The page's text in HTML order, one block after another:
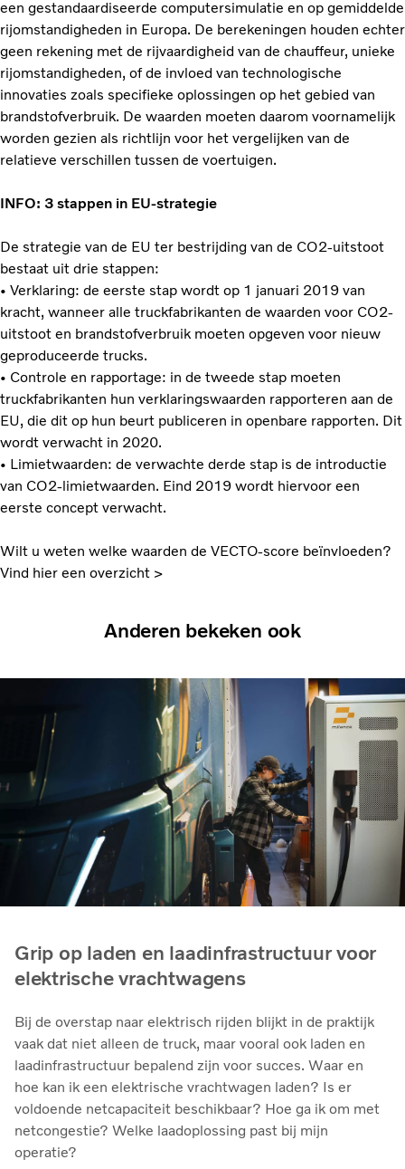
een gestandaardiseerde computersimulatie en op gemiddelde
rijomstandigheden in Europa. De berekeningen houden echter
geen rekening met de rijvaardigheid van de chauffeur, unieke
rijomstandigheden, of de invloed van technologische
innovaties zoals specifieke oplossingen op het gebied van
brandstofverbruik. De waarden moeten daarom voornamelijk
worden gezien als richtlijn voor het vergelijken van de
relatieve verschillen tussen de voertuigen.
INFO: 3 stappen in EU-strategie
De strategie van de EU ter bestrijding van de CO2-uitstoot
bestaat uit drie stappen:
• Verklaring: de eerste stap wordt op 1 januari 2019 van
kracht, wanneer alle truckfabrikanten de waarden voor CO2-
uitstoot en brandstofverbruik moeten opgeven voor nieuw
geproduceerde trucks.
• Controle en rapportage: in de tweede stap moeten
truckfabrikanten hun verklaringswaarden rapporteren aan de
EU, die dit op hun beurt publiceren in openbare rapporten. Dit
wordt verwacht in 2020.
• Limietwaarden: de verwachte derde stap is de introductie
van CO2-limietwaarden. Eind 2019 wordt hiervoor een
eerste concept verwacht.
Wilt u weten welke waarden de VECTO-score beïnvloeden?
Vind hier een overzicht >
Anderen bekeken ook
Grip op laden en laadinfrastructuur voor
elektrische vrachtwagens
Bij de overstap naar elektrisch rijden blijkt in de praktijk
vaak dat niet alleen de truck, maar vooral ook laden en
laadinfrastructuur bepalend zijn voor succes. Waar en
hoe kan ik een elektrische vrachtwagen laden? Is er
voldoende netcapaciteit beschikbaar? Hoe ga ik om met
netcongestie? Welke laadoplossing past bij mijn
operatie?